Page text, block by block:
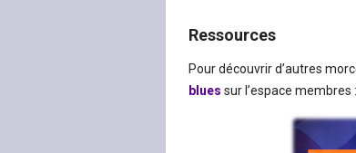
Ressources
Pour découvrir d’autres
blues sur l’espace membres :